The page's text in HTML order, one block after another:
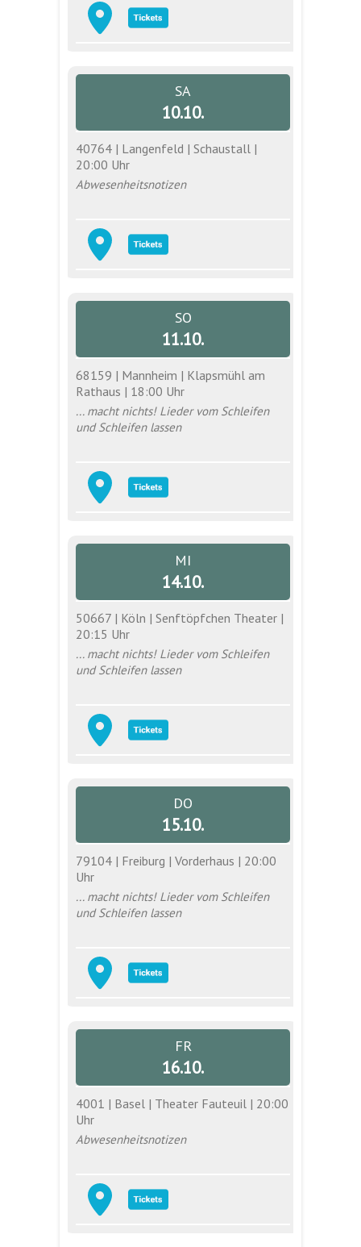
SA
10.10.
40764 | Langenfeld | Schaustall |
20:00 Uhr
Abwesenheitsnotizen
SO
11.10.
68159 | Mannheim | Klapsmühl am
Rathaus | 18:00 Uhr
... macht nichts! Lieder vom Schleifen
und Schleifen lassen
MI
14.10.
50667 | Köln | Senftöpfchen Theater |
20:15 Uhr
... macht nichts! Lieder vom Schleifen
und Schleifen lassen
DO
15.10.
79104 | Freiburg | Vorderhaus | 20:00
Uhr
... macht nichts! Lieder vom Schleifen
und Schleifen lassen
FR
16.10.
4001 | Basel | Theater Fauteuil | 20:00
Uhr
Abwesenheitsnotizen